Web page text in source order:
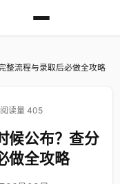
整流程与录取后必做全攻略
阅读量 405
候公布？查分
做全攻略